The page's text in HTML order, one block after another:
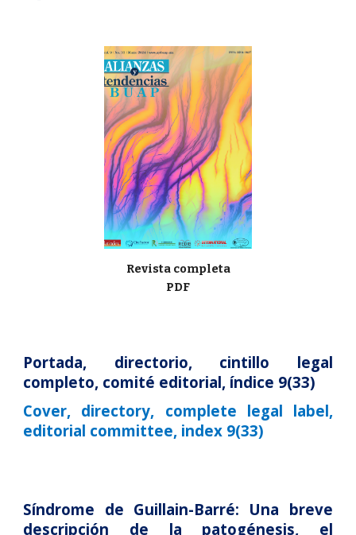
Revista completa
PDF
Portada, directorio, cintillo legal
completo, comité editorial, índice 9(33)
Cover, directory, complete legal label,
editorial committee, index 9(33)
Síndrome de Guillain-Barré: Una breve
descripción de la patogénesis, el